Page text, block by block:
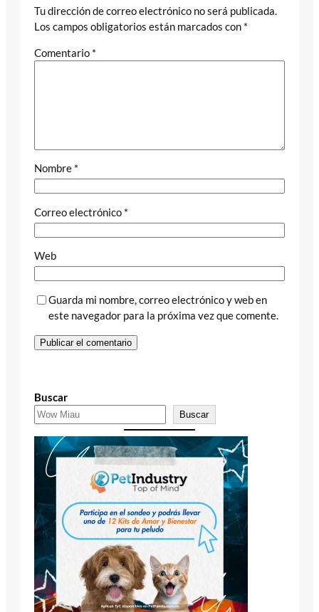
Tu dirección de correo electrónico no será publicada.
Los campos obligatorios están marcados con *
Comentario *
Nombre *
Correo electrónico *
Web
Guarda mi nombre, correo electrónico y web en
este navegador para la próxima vez que comente.
Buscar
Buscar